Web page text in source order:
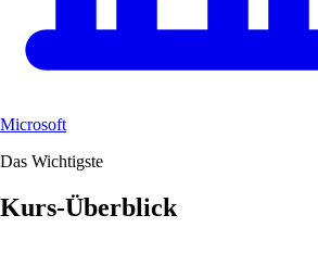
Microsoft
Das Wichtigste
Kurs-Überblick